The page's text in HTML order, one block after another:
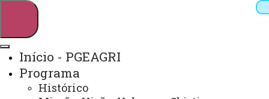
Início - PGEAGRI
Programa
Histórico